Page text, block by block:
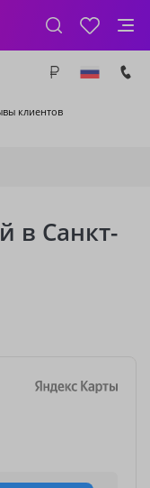
клиентов
в Санкт-